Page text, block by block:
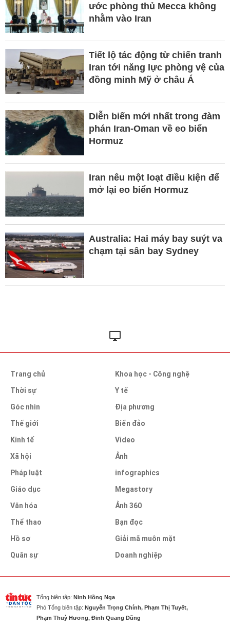
ước phòng thủ Mecca không
nhằm vào Iran
Tiết lộ tác động từ chiến tranh
Iran tới năng lực phòng vệ của
đồng minh Mỹ ở châu Á
Diễn biến mới nhất trong đàm
phán Iran-Oman về eo biển
Hormuz
Iran nêu một loạt điều kiện để
mở lại eo biển Hormuz
Australia: Hai máy bay suýt va
chạm tại sân bay Sydney
Trang chủ
Thời sự
Góc nhìn
Thế giới
Kinh tế
Xã hội
Pháp luật
Giáo dục
Văn hóa
Thể thao
Hồ sơ
Quân sự
Khoa học - Công nghệ
Y tế
Địa phương
Biển đảo
Video
Ảnh
infographics
Megastory
Ảnh 360
Bạn đọc
Giải mã muôn mặt
Doanh nghiệp
Tổng biên tập: Ninh Hồng Nga
Phó Tổng biên tập: Nguyễn Trọng Chính, Phạm Thị Tuyết,
Phạm Thuỳ Hương, Đinh Quang Dũng